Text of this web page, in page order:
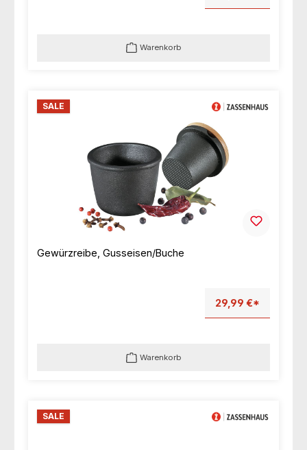
Warenkorb
SALE
Gewürzreibe, Gusseisen/Buche
29,99 €*
Warenkorb
SALE